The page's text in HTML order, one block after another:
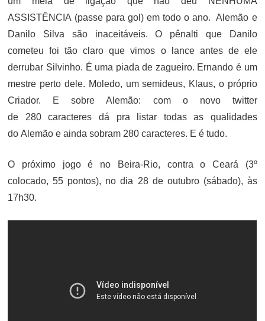
ASSISTÊNCIA (passe para gol) em todo o ano. Alemão e
Danilo Silva são inaceitáveis. O pênalti que Danilo
cometeu foi tão claro que vimos o lance antes de ele
derrubar Silvinho. É uma piada de zagueiro. Ernando é um
mestre perto dele. Moledo, um semideus, Klaus, o próprio
Criador. E sobre Alemão: com o novo twitter
de 280caracteres dá pra listar todas as qualidades
doAlemão e ainda sobram 280 caracteres. E é tudo.
O próximo jogo é no Beira-Rio, contra o Ceará (3º
colocado, 55 pontos), no dia 28 de outubro (sábado), às
17h30.